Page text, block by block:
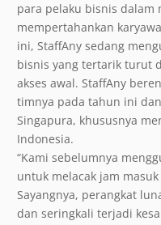
para pelaku bisnis dalam
mempertahankan
ini, StaffAny sedang
bisnis yang tertarik turut
akses awal. StaffAny
timnya pada tahun ini
Singapura, khususnya
Indonesia.
“Kami sebelumnya
untuk melacak jam
Sayangnya, perangkat
dan seringkali terjadi